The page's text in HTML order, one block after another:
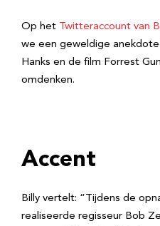
Op het Twitteraccount van
we een geweldige
Hanks en de film Forrest
omdenken.
Accent
Billy vertelt: “Tijdens de
realiseerde regisseur Bob